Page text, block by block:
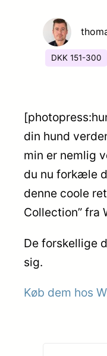
DKK 151-300
din hund
min er nemlig
du nu forkæle
denne coole
Collection” fra
De forskellige
sig.
Køb dem hos